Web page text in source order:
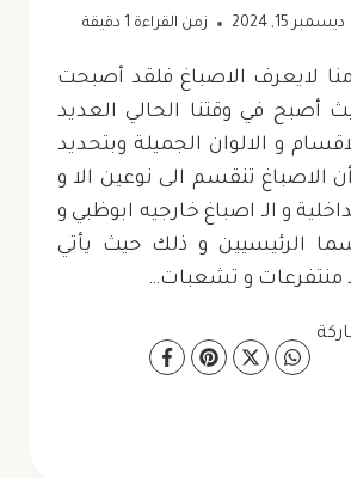
ديسمبر 15, 2024 زمن القراءة دقيقة
لايعرف الاصباغ فلقد أصبحت
أصبح في وقتنا الحالي العديد
و الالوان الجميلة وبتحديد
الاصباغ تنقسم الى نوعين الا و
و الـ اصباغ خارجيه ابوظبي و
الرئيسيين و ذلك حيث يأتي
منتفرعات و تشعبات…